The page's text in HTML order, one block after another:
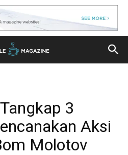
3
Aksi
Molotov